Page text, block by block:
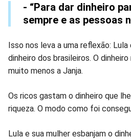
- “Para dar dinheiro
sempre e as pessoas
Isso nos leva a uma reflexão:
dinheiro dos brasileiros. O
muito menos a Janja.
Os ricos gastam o dinheiro que
riqueza. O modo como foi
Lula e sua mulher esbanjam o